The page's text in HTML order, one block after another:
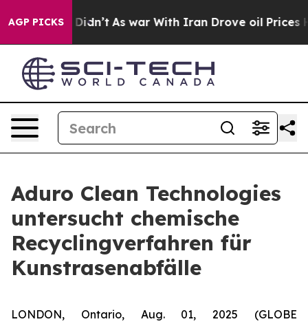
AGP PICKS
it Didn’t As war With Iran Drove oil Prices
Aduro Clean Technologies
untersucht chemische
Recyclingverfahren für
Kunstrasenabfälle
LONDON, Ontario, Aug. 01, 2025 (GLOBE